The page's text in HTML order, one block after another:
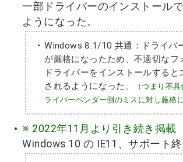
一部ドライバーのインストール
ようになった。
Windows 8.1/10 共通：ドライバ
が厳格になったため、不適切なフ
ドライバーをインストールすると
されるようになった。
（つまり不
ライバーベンダー側のミスに対し厳格
※ 2022年11月より引き続き掲載
Windows 10 の IE11、サポート